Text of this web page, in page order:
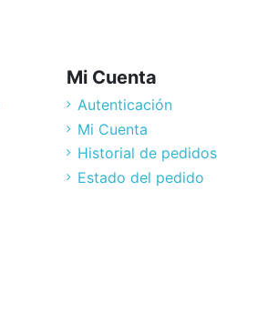
Mi Cuenta
Autenticación
Mi Cuenta
Historial de pedidos
Estado del pedido